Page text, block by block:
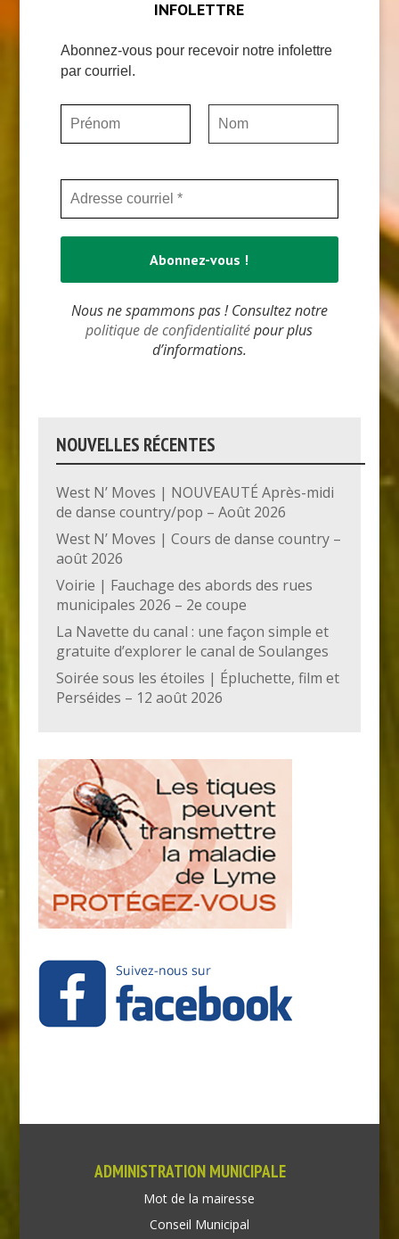
INFOLETTRE
Abonnez-vous pour recevoir notre infolettre
par courriel.
Nous ne spammons pas ! Consultez notre
politique de confidentialitépour plus
d’informations.
NOUVELLES RÉCENTES
West N’ Moves | NOUVEAUTÉ Après-midi
de danse country/pop – Août 2026
West N’ Moves | Cours de danse country –
août 2026
Voirie | Fauchage des abords des rues
municipales 2026 – 2e coupe
La Navette du canal : une façon simple et
gratuite d’explorer le canal de Soulanges
Soirée sous les étoiles | Épluchette, film et
Perséides – 12 août 2026
ADMINISTRATION MUNICIPALE
Mot de la mairesse
Conseil Municipal